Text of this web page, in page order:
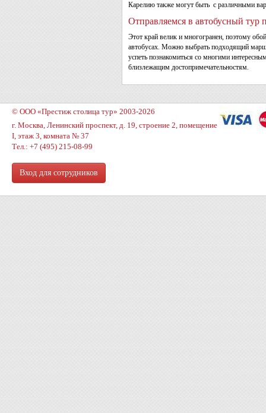
Карелию также могут быть с различными
Отправляемся в автобусный тур
Этот край велик и многогранен, поэтому
автобусах. Можно выбрать подходящий
успеть познакомиться со многими
близлежащим достопримечательностям.
© ООО «Престиж столица тур» 2003-2026
г. Москва, Ленинский проспект, д. 19, строение 2, помещение
I, этаж 3, комната № 37
Тел.: +7 (495) 215-08-99
Вход для сотрудников